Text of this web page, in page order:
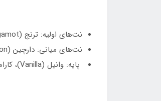
نت‌های اولیه: ترنج (Bergamot)، پرتقال خونی، اسطوخودوس (Lavender)
نت‌های میانی: دارچین (Cinnamon)، گل یاس یا رز (Jasmine / Rose)،
پایه: وانیل (Vanilla)، کارامل (Caramel)، مشک (Musk)